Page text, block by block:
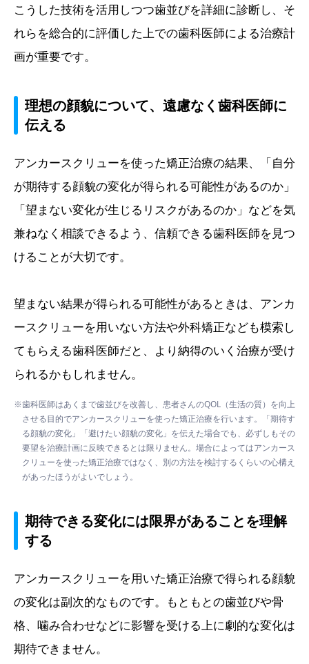
こうした技術を活用しつつ歯並びを詳細に診断し、そ
れらを総合的に評価した上での歯科医師による治療計
画が重要です。
理想の顔貌について、遠慮なく歯科医師に
伝える
アンカースクリューを使った矯正治療の結果、「自分
が期待する顔貌の変化が得られる可能性があるのか」
「望まない変化が生じるリスクがあるのか」などを気
兼ねなく相談できるよう、信頼できる歯科医師を見つ
けることが大切です。
望まない結果が得られる可能性があるときは、アンカ
ースクリューを用いない方法や外科矯正なども模索し
てもらえる歯科医師だと、より納得のいく治療が受け
られるかもしれません。
※歯科医師はあくまで歯並びを改善し、患者さんのQOL（生活の質）を向上
させる目的でアンカースクリューを使った矯正治療を行います。「期待す
る顔貌の変化」「避けたい顔貌の変化」を伝えた場合でも、必ずしもその
要望を治療計画に反映できるとは限りません。場合によってはアンカース
クリューを使った矯正治療ではなく、別の方法を検討するくらいの心構え
があったほうがよいでしょう。
期待できる変化には限界があることを理解
する
アンカースクリューを用いた矯正治療で得られる顔貌
の変化は副次的なものです。もともとの歯並びや骨
格、噛み合わせなどに影響を受ける上に劇的な変化は
期待できません。